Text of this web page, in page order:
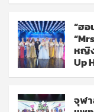
“ฮ
หญิ
Up
จุฬ